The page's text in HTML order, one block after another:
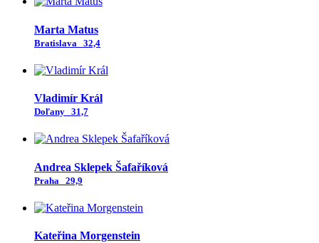
Marta Matus
Bratislava 32,4
Vladimír Král
Doľany 31,7
Andrea Sklepek Šafaříková
Praha 29,9
Kateřina Morgenstein